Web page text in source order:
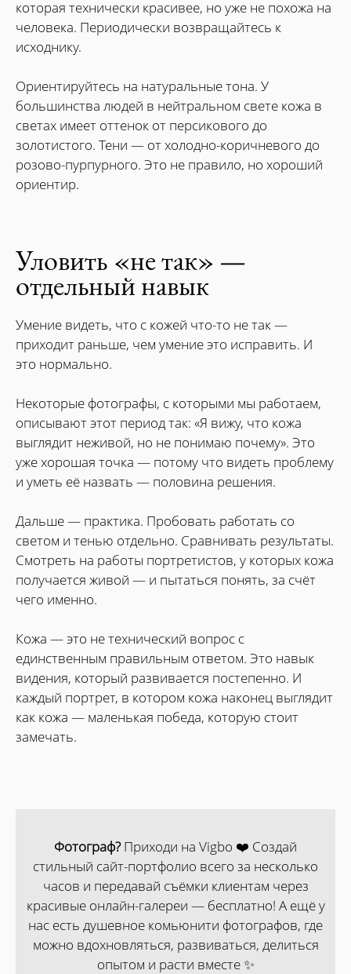
которая технически красивее, но уже не похожа на
человека. Периодически возвращайтесь к
исходнику.
Ориентируйтесь на натуральные тона. У
большинства людей в нейтральном свете кожа в
светах имеет оттенок от персикового до
золотистого. Тени — от холодно-коричневого до
розово-пурпурного. Это не правило, но хороший
ориентир.
Уловить «не так» —
отдельный навык
Умение видеть, что с кожей что-то не так —
приходит раньше, чем умение это исправить. И
это нормально.
Некоторые фотографы, с которыми мы работаем,
описывают этот период так: «Я вижу, что кожа
выглядит неживой, но не понимаю почему». Это
уже хорошая точка — потому что видеть проблему
и уметь её назвать — половина решения.
Дальше — практика. Пробовать работать со
светом и тенью отдельно. Сравнивать результаты.
Смотреть на работы портретистов, у которых кожа
получается живой — и пытаться понять, за счёт
чего именно.
Кожа — это не технический вопрос с
единственным правильным ответом. Это навык
видения, который развивается постепенно. И
каждый портрет, в котором кожа наконец выглядит
как кожа — маленькая победа, которую стоит
замечать.
Фотограф?Приходи на Vigbo ❤️ Создай
стильный сайт-портфолио всего за несколько
часов и передавай съёмки клиентам через
красивые онлайн-галереи — бесплатно! А ещё у
нас есть душевное комьюнити фотографов, где
можно вдохновляться, развиваться, делиться
опытом и расти вместе ✨